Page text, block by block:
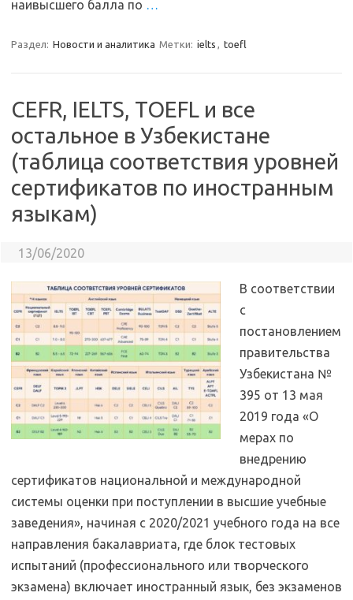
наивысшего балла по …
Раздел: Новости и аналитика Метки: ielts , toefl
CEFR, IELTS, TOEFL и все
остальное в Узбекистане
(таблица соответствия уровней
сертификатов по иностранным
языкам)
13/06/2020
В соответствии
с
постановлением
правительства
Узбекистана №
395 от 13 мая
2019 года «О
мерах по
внедрению
сертификатов национальной и международной
системы оценки при поступлении в высшие учебные
заведения», начиная с 2020/2021 учебного года на все
направления бакалавриата, где блок тестовых
испытаний (профессионального или творческого
экзамена) включает иностранный язык, без экзаменов